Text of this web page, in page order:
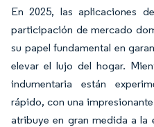
En 2025, las aplicaciones
participación de mercado
su papel fundamental en
elevar el lujo del hogar.
indumentaria están
rápido, con una
atribuye en gran medida a la